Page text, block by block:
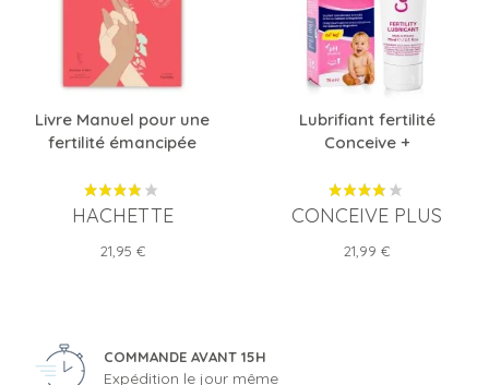
Livre Manuel pour une
fertilité émancipée
HACHETTE
Prix
21,95 €
Lubrifiant fertilité
Conceive +
CONCEIVE PLUS
Prix
21,99 €
COMMANDE AVANT 15H
Expédition le jour même